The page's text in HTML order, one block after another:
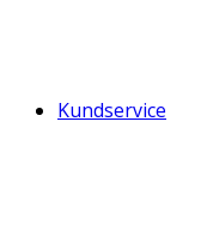
Kundservice